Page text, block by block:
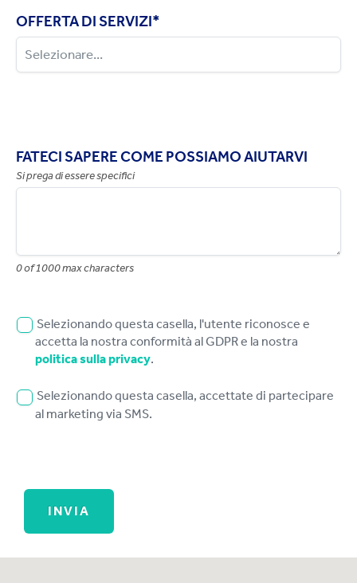
OFFERTA DI SERVIZI*
FATECI SAPERE COME POSSIAMO AIUTARVI
Si prega di essere specifici
0 of 1000 max characters
Selezionando questa casella, l'utente riconosce e
accetta la nostra conformità al GDPR e la nostra
politica sulla privacy.
Selezionando questa casella, accettate di partecipare
al marketing via SMS.